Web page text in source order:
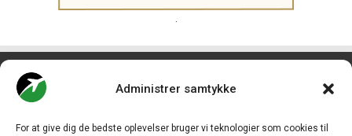
Administrer samtykke
For at give dig de bedste oplevelser bruger vi teknologier som cookies til
CHECK-IN.DK
om luftfart og drives afTravelmedia Nordic ApS.
Ole Kirchert Christensen